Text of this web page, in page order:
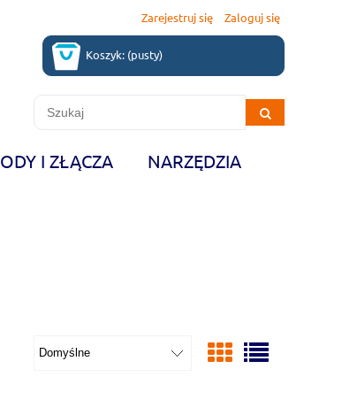
Zarejestruj się Zaloguj się
Koszyk: (pusty)
I ZŁĄCZA NARZĘDZIA